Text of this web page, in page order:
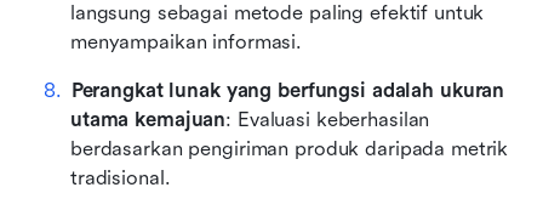
langsung sebagai metode paling efektif untuk
menyampaikan informasi.
Perangkat lunak yang berfungsi adalah ukuran
utama kemajuan: Evaluasi keberhasilan
berdasarkan pengiriman produk daripada metrik
tradisional.